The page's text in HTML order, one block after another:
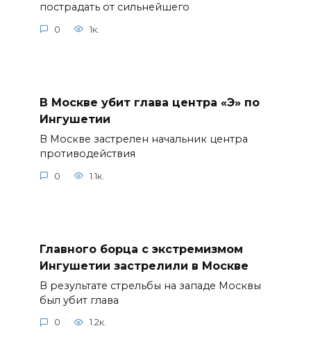
пострадать от сильнейшего
0 1к.
В Москве убит глава центра «Э» по
Ингушетии
В Москве застрелен начальник центра
противодействия
0 1.1к.
Главного борца с экстремизмом
Ингушетии застрелили в Москве
В результате стрельбы на западе Москвы
был убит глава
0 1.2к.